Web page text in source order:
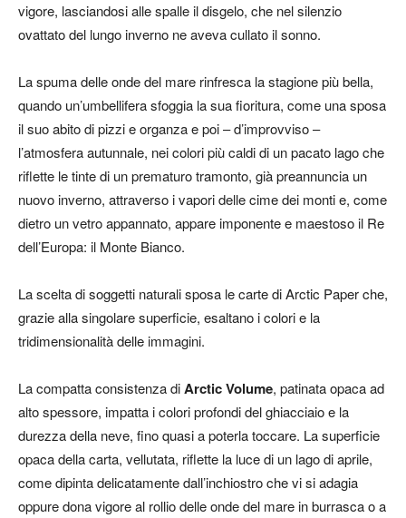
vigore, lasciandosi alle spalle il disgelo, che nel silenzio
ovattato del lungo inverno ne aveva cullato il sonno.
La spuma delle onde del mare rinfresca la stagione più bella,
quando un’umbellifera sfoggia la sua fioritura, come una sposa
il suo abito di pizzi e organza e poi – d’improvviso –
l’atmosfera autunnale, nei colori più caldi di un pacato lago che
riflette le tinte di un prematuro tramonto, già preannuncia un
nuovo inverno, attraverso i vapori delle cime dei monti e, come
dietro un vetro appannato, appare imponente e maestoso il Re
dell’Europa: il Monte Bianco.
La scelta di soggetti naturali sposa le carte di Arctic Paper che,
grazie alla singolare superficie, esaltano i colori e la
tridimensionalità delle immagini.
La compatta consistenza diArctic Volume, patinata opaca ad
alto spessore, impatta i colori profondi del ghiacciaio e la
durezza della neve, fino quasi a poterla toccare. La superficie
opaca della carta, vellutata, riflette la luce di un lago di aprile,
come dipinta delicatamente dall’inchiostro che vi si adagia
oppure dona vigore al rollio delle onde del mare in burrasca o a